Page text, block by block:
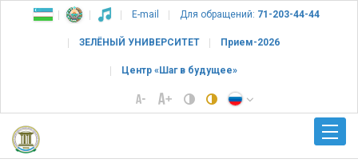
E-mail Для обращений: 71-203-44-44
ЗЕЛЁНЫЙ УНИВЕРСИТЕТ Прием-2026
Центр «Шаг в будущее»